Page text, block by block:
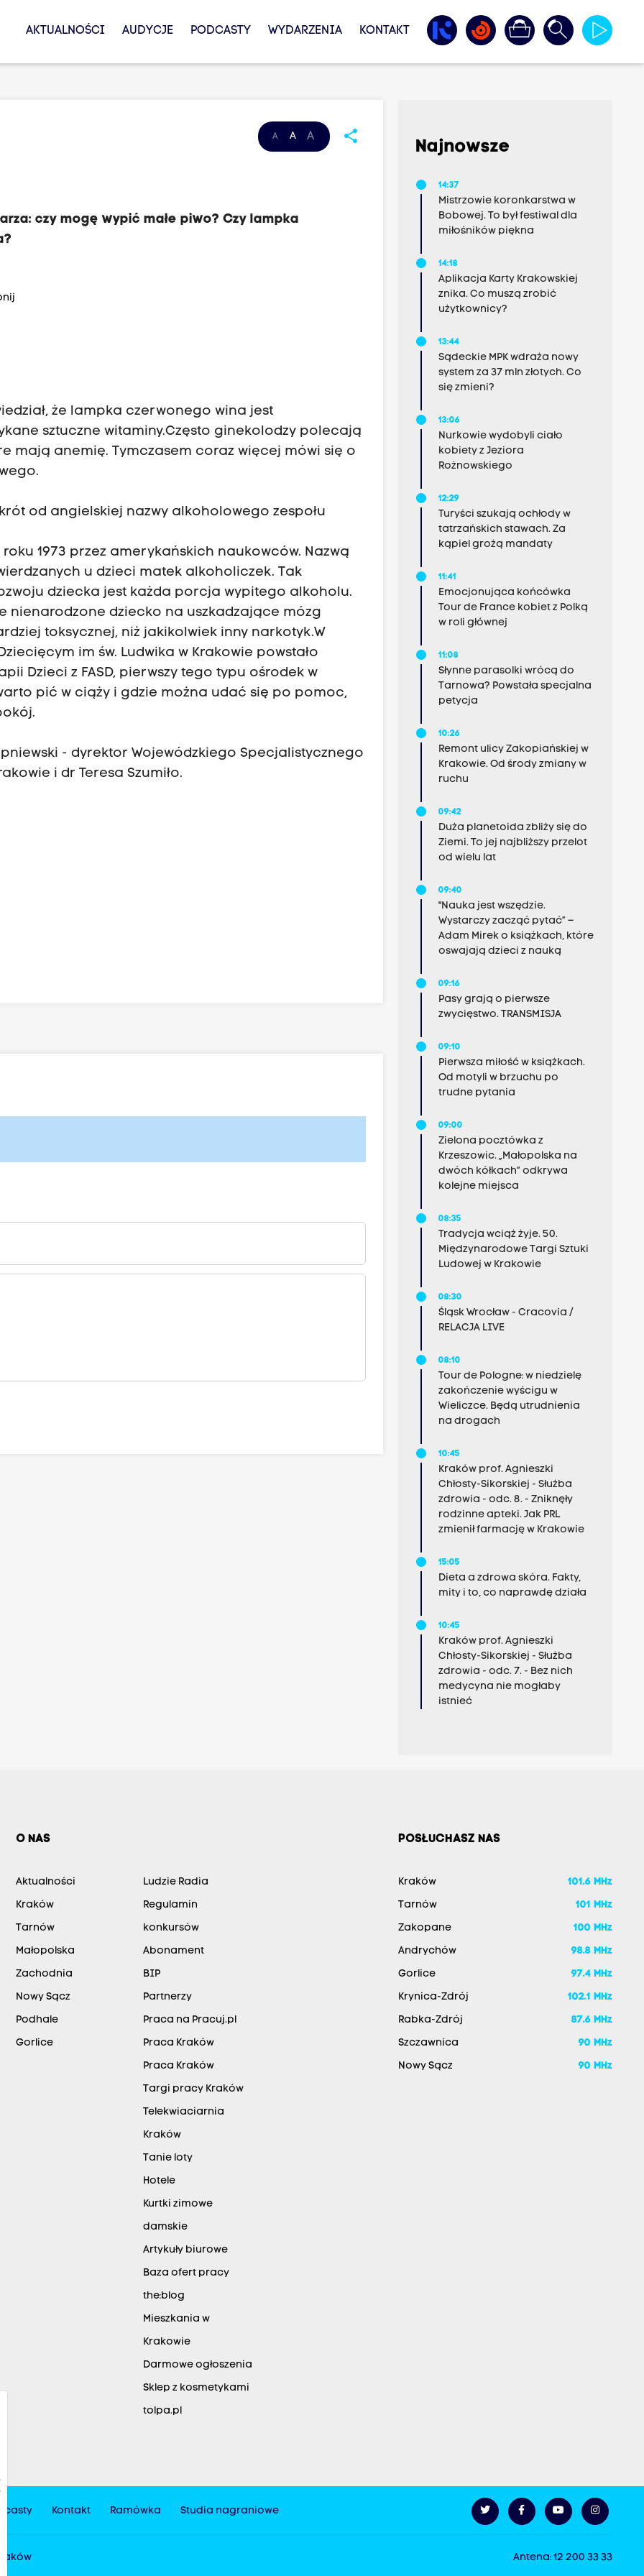
AKTUALNOŚCI AUDYCJE PODCASTY WYDARZENIA KONTAKT
A A A share
czy mogę wypić małe piwo? Czy lampka
że lampka czerwonego wina jest
sztuczne witaminy.Często ginekolodzy polecają
mają anemię. Tymczasem coraz więcej mówi się o
od angielskiej nazwy alkoholowego zespołu
roku 1973 przez amerykańskich naukowców. Nazwą
u dzieci matek alkoholiczek. Tak
dziecka jest każda porcja wypitego alkoholu.
nienarodzone dziecko na uszkadzające mózg
toksycznej, niż jakikolwiek inny narkotyk.W
im św. Ludwika w Krakowie powstało
Dzieci z FASD, pierwszy tego typu ośrodek w
pić w ciąży i gdzie można udać się po pomoc,
- dyrektor Wojewódzkiego Specjalistycznego
i dr Teresa Szumiło.
Najnowsze
14:37
Mistrzowie koronkarstwa w
Bobowej. To był festiwal dla
miłośników piękna
14:18
Aplikacja Karty Krakowskiej
znika. Co muszą zrobić
użytkownicy?
13:44
Sądeckie MPK wdraża nowy
system za 37 mln złotych. Co
się zmieni?
13:06
Nurkowie wydobyli ciało
kobiety z Jeziora
Rożnowskiego
12:29
Turyści szukają ochłody w
tatrzańskich stawach. Za
kąpiel grożą mandaty
11:41
Emocjonująca końcówka
Tour de France kobiet z Polką
w roli głównej
11:08
Słynne parasolki wrócą do
Tarnowa? Powstała specjalna
petycja
10:26
Remont ulicy Zakopiańskiej w
Krakowie. Od środy zmiany w
ruchu
09:42
Duża planetoida zbliży się do
Ziemi. To jej najbliższy przelot
od wielu lat
09:40
"Nauka jest wszędzie.
Wystarczy zacząć pytać” –
Adam Mirek o książkach, które
oswajają dzieci z nauką
09:16
Pasy grają o pierwsze
zwycięstwo. TRANSMISJA
09:10
Pierwsza miłość w książkach.
Od motyli w brzuchu po
trudne pytania
09:00
Zielona pocztówka z
Krzeszowic. „Małopolska na
dwóch kółkach” odkrywa
kolejne miejsca
08:35
Tradycja wciąż żyje. 50.
Międzynarodowe Targi Sztuki
Ludowej w Krakowie
08:30
Śląsk Wrocław - Cracovia /
RELACJA LIVE
08:10
Tour de Pologne: w niedzielę
zakończenie wyścigu w
Wieliczce. Będą utrudnienia
na drogach
10:45
Kraków prof. Agnieszki
Chłosty-Sikorskiej - Służba
zdrowia - odc. 8. - Zniknęły
rodzinne apteki. Jak PRL
zmienił farmację w Krakowie
15:05
Dieta a zdrowa skóra. Fakty,
mity i to, co naprawdę działa
10:45
Kraków prof. Agnieszki
Chłosty-Sikorskiej - Służba
zdrowia - odc. 7. - Bez nich
medycyna nie mogłaby
istnieć
O NAS
Aktualności
Kraków
Tarnów
Małopolska
Zachodnia
Nowy Sącz
Podhale
Gorlice
Ludzie Radia
Regulamin
konkursów
Abonament
BIP
Partnerzy
Praca na Pracuj.pl
Praca Kraków
Praca Kraków
Targi pracy Kraków
Telekwiaciarnia
Kraków
Tanie loty
Hotele
Kurtki zimowe
damskie
Artykuły biurowe
Baza ofert pracy
the:blog
Mieszkania w
Krakowie
Darmowe ogłoszenia
Sklep z kosmetykami
tolpa.pl
POSŁUCHASZ NAS
Kraków 101.6 MHz
Tarnów 101 MHz
Zakopane 100 MHz
Andrychów 98.8 MHz
Gorlice 97.4 MHz
Krynica-Zdrój 102.1 MHz
Rabka-Zdrój 87.6 MHz
Szczawnica 90 MHz
Nowy Sącz 90 MHz
Kontakt Ramówka Studia nagraniowe
Antena: 12 200 33 33